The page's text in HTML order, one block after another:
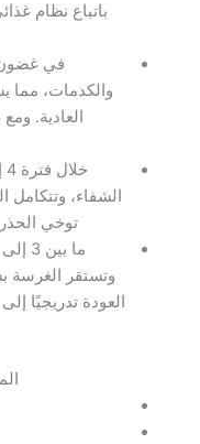
باتباع نظام غذائي ناعم
في
والكدمات، مما يسمح
العادية. ومع ذلك، لا
خلال
وتتكامل الزرعة
توخي الحذر عند تناول
ما بين 3 إلى
وتستقر الغرسة بشكل
تدريجيًا إلى نظامهم
المخاطر